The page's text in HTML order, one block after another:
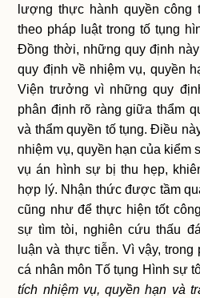
lượng thực hành quyền công
theo pháp luật trong tố tụng
Đồng thời, những quy định
quy định về nhiệm vụ, quyền
Viện trưởng vì những quy
phân định rõ ràng giữa thẩm
và thẩm quyền tố tụng. Điều
nhiệm vụ, quyền hạn của kiểm
vụ án hình sự bị thu hẹp,
hợp lý. Nhận thức được tầm
cũng như để thực hiện tốt
sự tìm tòi, nghiên cứu thấu
luận và thực tiễn. Vì vậy,
cá nhân môn Tố tụng Hình sự
tích nhiệm vụ, quyền hạn và